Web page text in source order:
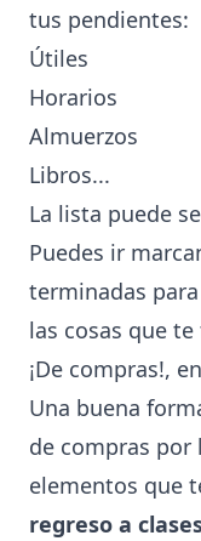
tus pendientes:
Útiles
Horarios
Almuerzos
Libros...
La lista puede
Puedes ir
terminadas
las cosas que
¡De compras!,
Una buena
de compras por
elementos que
regreso a